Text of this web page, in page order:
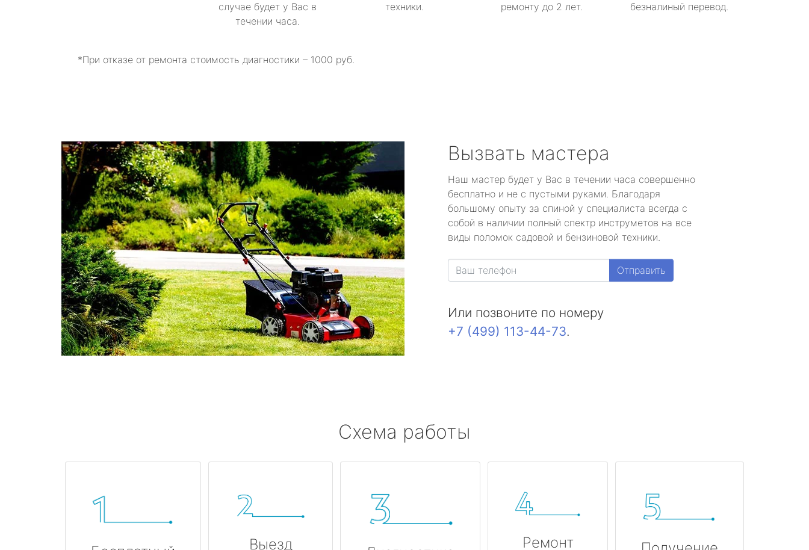
случае будет у Вас в
течении часа.
техники.
ремонту до 2 лет.
безналиный перевод.
*При отказе от ремонта стоимость диагностики – 1000 руб.
Вызвать мастера
Наш мастер будет у Вас в течении часа совершенно
бесплатно и не с пустыми руками. Благодаря
большому опыту за спиной у специалиста всегда с
собой в наличии полный спектр инструметов на все
виды поломок садовой и бензиновой техники.
Отправить
Или позвоните по номеру
+7 (499) 113-44-73.
Схема работы
Выезд
Ремонт